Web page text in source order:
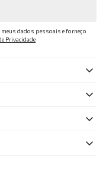
dados pessoais e forneço
Privacidade